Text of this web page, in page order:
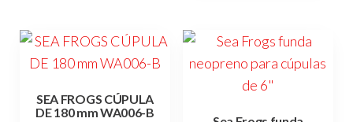
SEA FROGS CÚPULA
DE 180 mm WA006-B